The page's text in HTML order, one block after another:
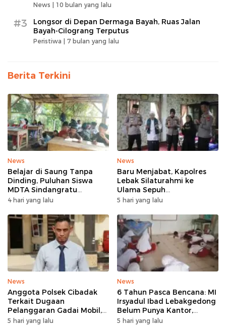
News | 10 bulan yang lalu
#3
Longsor di Depan Dermaga Bayah, Ruas Jalan
Bayah-Cilograng Terputus
Peristiwa | 7 bulan yang lalu
Berita Terkini
News
Belajar di Saung Tanpa
Dinding, Puluhan Siswa
MDTA Sindangratu
Panggarangan Bertahan
4 hari yang lalu
News
Baru Menjabat, Kapolres
Lebak Silaturahmi ke
Ulama Sepuh
Rangkasbitung
5 hari yang lalu
News
Anggota Polsek Cibadak
Terkait Dugaan
Pelanggaran Gadai Mobil,
Kasus Ditangani Bid
5 hari yang lalu
News
6 Tahun Pasca Bencana: MI
Irsyadul Ibad Lebakgedong
Belum Punya Kantor,
Belajar Tanpa Meja-Kursi
5 hari yang lalu